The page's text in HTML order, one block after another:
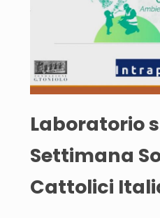
Laboratorio
Settimana
Cattolici